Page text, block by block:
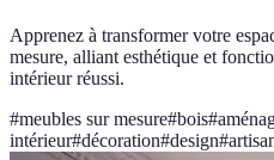
Apprenez à transformer votre
mesure, alliant esthétique et
intérieur réussi.
#meubles sur mesure#bois#
intérieur#décoration#design#